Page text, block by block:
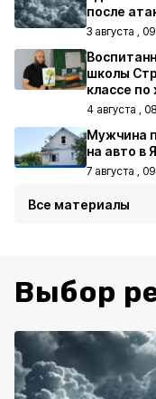
после
3 августа ,
школы
классе
4 августа ,
Мужчина
на авто в
7 августа ,
Все материалы
Выбор